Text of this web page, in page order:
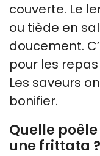
couverte. Le
ou tiède en
doucement.
pour les
Les saveurs
bonifier.
Quelle
une frittata ?